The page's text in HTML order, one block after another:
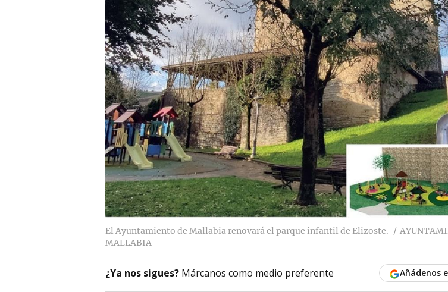
El Ayuntamiento de Mallabia renovará el parque infantil de Elizoste.
MALLABIA
¿Ya nos sigues? Márcanos como medio preferente Añádenos